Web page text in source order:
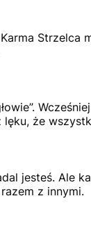
Strzelca
że
jesteś. Ale
z innymi.